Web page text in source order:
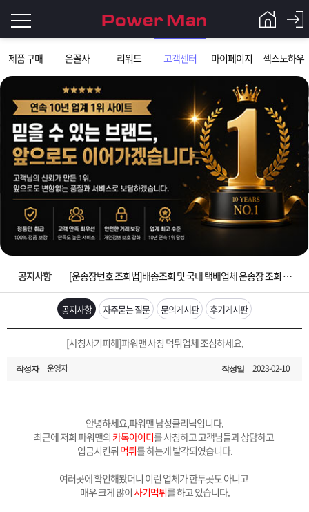
제품 구매 은꼴사 리워드 고객센터 마이페이지 섹스노하우
그
인
이
필
요
니
로
Q&A
파
워
맨
제
품
은
노
객
마
공지사항
입금확인이 안되는 상황을 대비해 꼭 입금후 고객센터 연락바랍니다.
[2026구정 연휴]설 연휴 배송 및 휴무 안내
[운송장번호 조회법]배송조회 및 국내 택배업체 운송장 조회 하는법
[ios앱 오픈]아이폰 고객 앱설치 가능합니다.
[무인택배함 이용 안내] 집 밖에 주소로 택배 받기
입금확인이 안되는 상황을 대비해 꼭 입금후 고객센터 연락바랍니다.
공지사항 자주묻는 질문 문의게시판 후기게시판
[사칭사기피해]파워맨 사칭 먹튀업체 조심하세요.
작성자 운영자 작성일 2023-02-10
안녕하세요,파워맨 남성클리닉입니다.
최근에 저희 파워맨의 카톡아이디를 사칭하고 고객님들과 상담하고
입금시킨뒤 먹튀를 하는게 발각되였습니다.
여러곳에 확인해봤더니 이런 업체가 한두곳도 아니고
매우 크게 많이사기먹튀를 하고 있습니다.